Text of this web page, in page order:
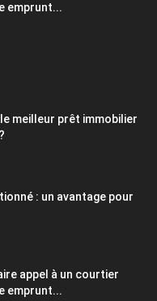
emprunt...
meilleur prêt immobilier
: un avantage pour
appel à un courtier
emprunt...